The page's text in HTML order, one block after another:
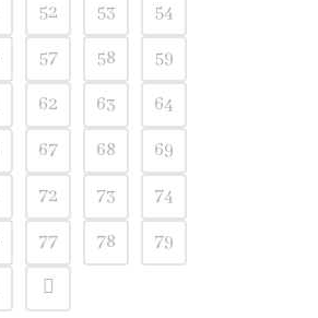
52 53
54
57 58
59
62 63
64
67 68
69
72 73
74
77 78
79